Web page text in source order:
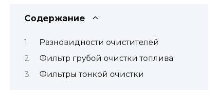
Содержание
Разновидности очистителей
Фильтр грубой очистки топлива
Фильтры тонкой очистки